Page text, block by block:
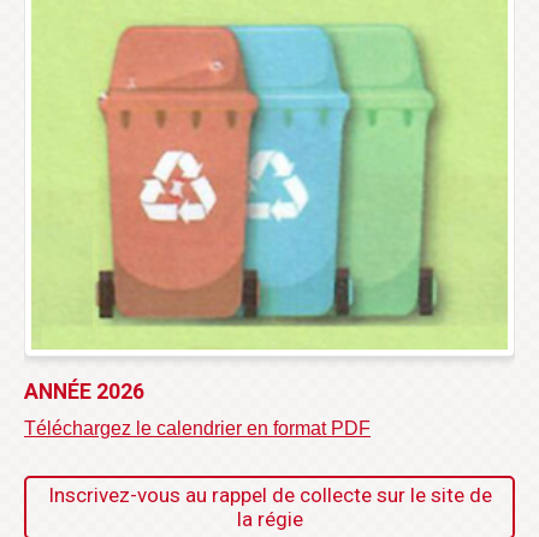
ANNÉE 2026
Téléchargez le calendrier en format PDF
Inscrivez-vous au rappel de collecte sur le site de
la régie